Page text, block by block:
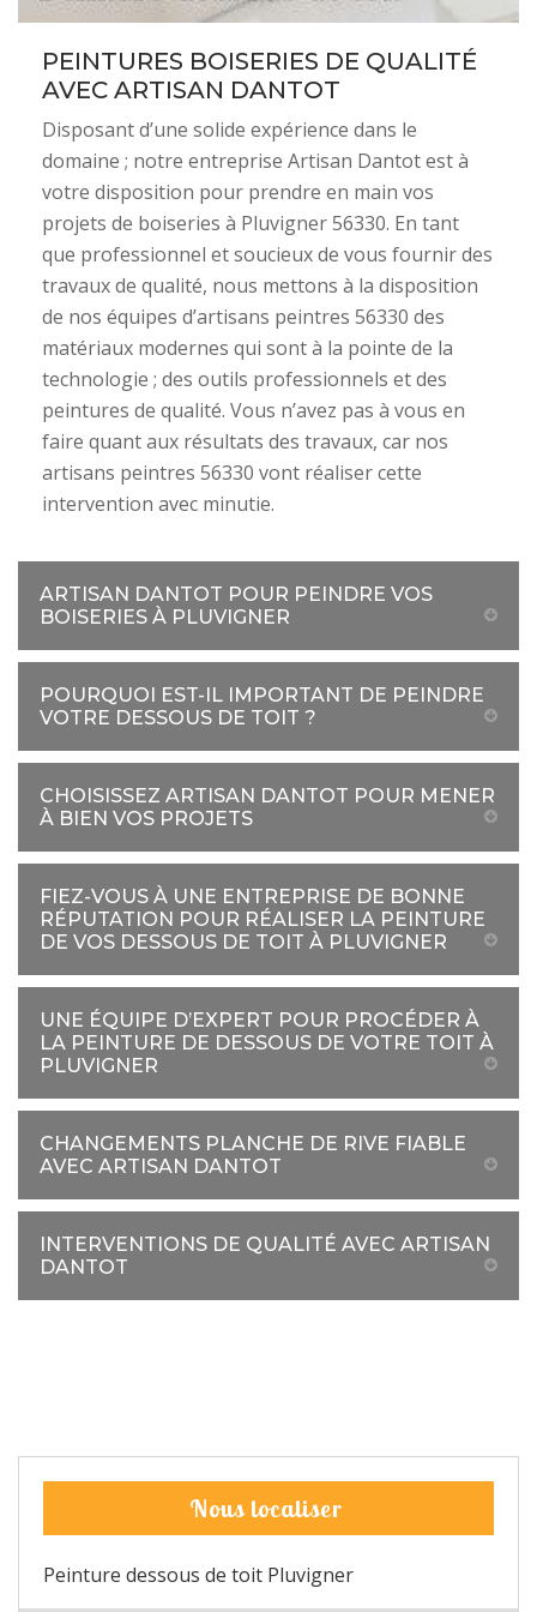
PEINTURES BOISERIES DE QUALITÉ
AVEC ARTISAN DANTOT
Disposant d’une solide expérience dans le
domaine ; notre entreprise Artisan Dantot est à
votre disposition pour prendre en main vos
projets de boiseries à Pluvigner 56330. En tant
que professionnel et soucieux de vous fournir des
travaux de qualité, nous mettons à la disposition
de nos équipes d’artisans peintres 56330 des
matériaux modernes qui sont à la pointe de la
technologie ; des outils professionnels et des
peintures de qualité. Vous n’avez pas à vous en
faire quant aux résultats des travaux, car nos
artisans peintres 56330 vont réaliser cette
intervention avec minutie.
ARTISAN DANTOT POUR PEINDRE VOS
BOISERIES À PLUVIGNER
POURQUOI EST-IL IMPORTANT DE PEINDRE
VOTRE DESSOUS DE TOIT ?
CHOISISSEZ ARTISAN DANTOT POUR MENER
À BIEN VOS PROJETS
FIEZ-VOUS À UNE ENTREPRISE DE BONNE
RÉPUTATION POUR RÉALISER LA PEINTURE
DE VOS DESSOUS DE TOIT À PLUVIGNER
UNE ÉQUIPE D’EXPERT POUR PROCÉDER À
LA PEINTURE DE DESSOUS DE VOTRE TOIT À
PLUVIGNER
CHANGEMENTS PLANCHE DE RIVE FIABLE
AVEC ARTISAN DANTOT
INTERVENTIONS DE QUALITÉ AVEC ARTISAN
DANTOT
Nous localiser
Peinture dessous de toit Pluvigner